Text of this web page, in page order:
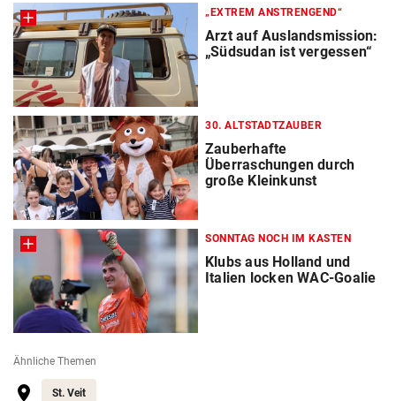
„EXTREM ANSTRENGEND“
Arzt auf Auslandsmission:
„Südsudan ist vergessen“
30. ALTSTADTZAUBER
Zauberhafte
Überraschungen durch
große Kleinkunst
SONNTAG NOCH IM KASTEN
Klubs aus Holland und
Italien locken WAC-Goalie
Ähnliche Themen
St. Veit